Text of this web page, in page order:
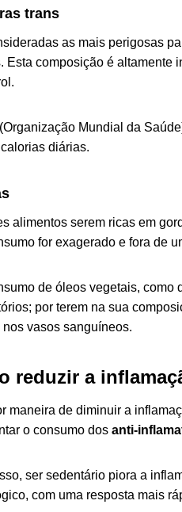
trans
as mais perigosas
Esta composição é altamente
Mundial da
diárias.
alimentos serem ricas em
for exagerado e fora de
de óleos vegetais, como
por terem na sua
nos vasos sanguíneos.
reduzir a
maneira de diminuir a
o consumo dos anti-
ser sedentário piora a
com uma resposta mais